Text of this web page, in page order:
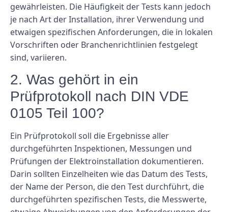
gewährleisten. Die Häufigkeit der Tests kann jedoch
je nach Art der Installation, ihrer Verwendung und
etwaigen spezifischen Anforderungen, die in lokalen
Vorschriften oder Branchenrichtlinien festgelegt
sind, variieren.
2. Was gehört in ein
Prüfprotokoll nach DIN VDE
0105 Teil 100?
Ein Prüfprotokoll soll die Ergebnisse aller
durchgeführten Inspektionen, Messungen und
Prüfungen der Elektroinstallation dokumentieren.
Darin sollten Einzelheiten wie das Datum des Tests,
der Name der Person, die den Test durchführt, die
durchgeführten spezifischen Tests, die Messwerte,